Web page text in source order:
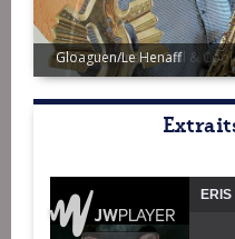
Gloaguen/Le Henaff